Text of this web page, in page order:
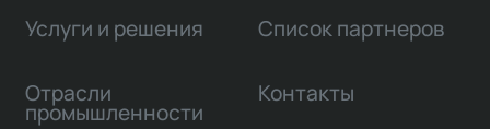
Услуги и решения
Отрасли
промышленности
Список партнеров
Контакты